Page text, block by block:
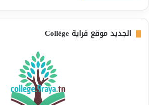
الجديد موقع قراية Collège